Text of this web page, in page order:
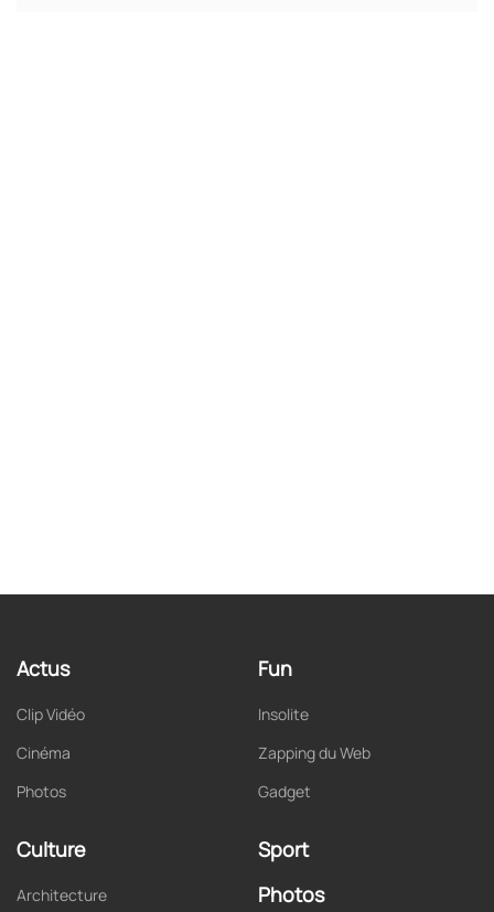
Actus
Clip Vidéo
Cinéma
Photos
Fun
Insolite
Zapping du Web
Gadget
Culture
Architecture
Sport
Photos